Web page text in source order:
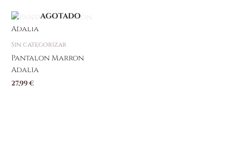
AGOTADO
Sin categorizar
Pantalon Marron
Adalia
27,99€
Este
producto
tiene
variantes.
Las
opciones